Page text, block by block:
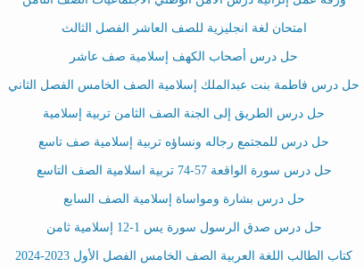
امتحان لغة انجليزية للصف العاشر الفصل الثالث
حل درس أصحاب الكهف إسلامية صف عاشر
حل درس فاطمة بنت عبدالملك إسلامية الصف الخامس الفصل الثاني
حل درس الطريق إلى الجنة الصف الثامن تربية إسلامية
حل درس للمجتمع رجاله ونساؤه تربية إسلامية صف تاسع
حل درس سورة الواقعة 57-74 تربية اسلامية الصف التاسع
حل درس بشارة ومواساة إسلامية الصف السابع
حل درس صدق الرسول سورة يس 1-12 إسلامية ثامن
كتاب الطالب اللغة العربية الصف الخامس الفصل الأول 2023-2024